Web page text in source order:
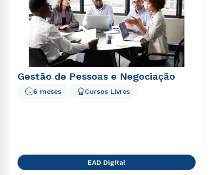
Gestão de Pessoas e Negociação
6 meses Cursos Livres
EAD Digital